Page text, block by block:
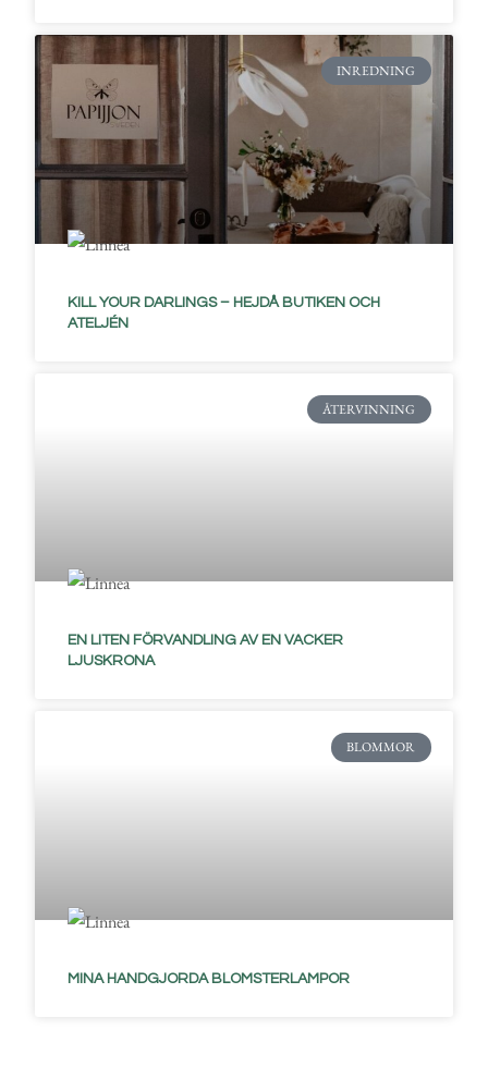
INREDNING
KILL YOUR DARLINGS – HEJDÅ BUTIKEN OCH
ATELJÉN
ÅTERVINNING
EN LITEN FÖRVANDLING AV EN VACKER
LJUSKRONA
BLOMMOR
MINA HANDGJORDA BLOMSTERLAMPOR